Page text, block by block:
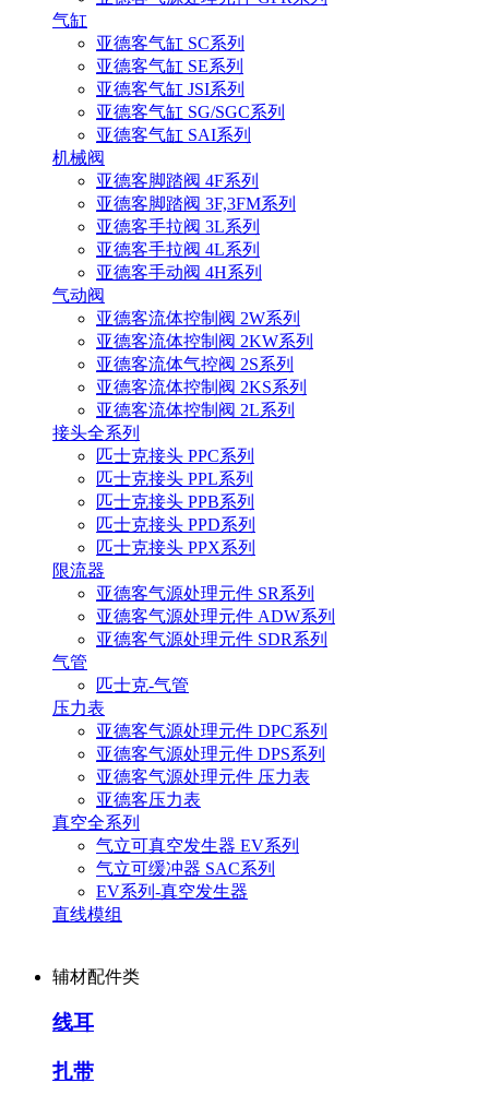
气缸
亚德客气缸 SC系列
亚德客气缸 SE系列
亚德客气缸 JSI系列
亚德客气缸 SG/SGC系列
亚德客气缸 SAI系列
机械阀
亚德客脚踏阀 4F系列
亚德客脚踏阀 3F,3FM系列
亚德客手拉阀 3L系列
亚德客手拉阀 4L系列
亚德客手动阀 4H系列
气动阀
亚德客流体控制阀 2W系列
亚德客流体控制阀 2KW系列
亚德客流体气控阀 2S系列
亚德客流体控制阀 2KS系列
亚德客流体控制阀 2L系列
接头全系列
匹士克接头 PPC系列
匹士克接头 PPL系列
匹士克接头 PPB系列
匹士克接头 PPD系列
匹士克接头 PPX系列
限流器
亚德客气源处理元件 SR系列
亚德客气源处理元件 ADW系列
亚德客气源处理元件 SDR系列
气管
匹士克-气管
压力表
亚德客气源处理元件 DPC系列
亚德客气源处理元件 DPS系列
亚德客气源处理元件 压力表
亚德客压力表
真空全系列
气立可真空发生器 EV系列
气立可缓冲器 SAC系列
EV系列-真空发生器
直线模组
辅材配件类
线耳
扎带